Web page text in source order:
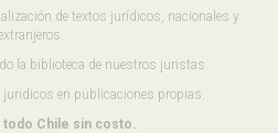
de textos jurídicos, nacionales y
la biblioteca de nuestros juristas.
en publicaciones propias.
todo Chile sin costo.